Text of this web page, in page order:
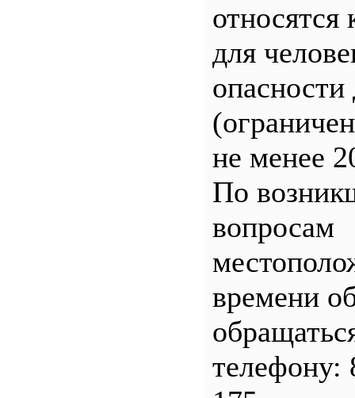
относятся
для
опасности
не менее
По
вопросам
времени
телефону: